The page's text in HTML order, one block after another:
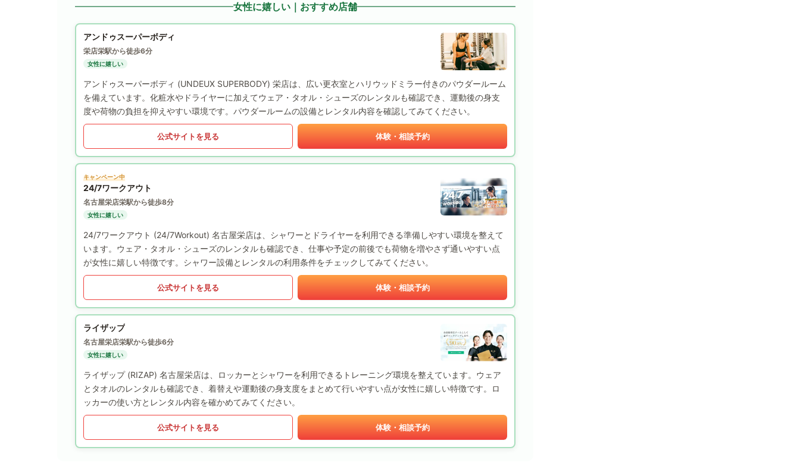
女性に嬉しい｜おすすめ店舗
アンドゥスーパーボディ
栄店栄駅から徒歩6分
女性に嬉しい
アンドゥスーパーボディ (UNDEUX SUPERBODY) 栄店は、広い更衣室とハリウッドミラー付きのパウダールーム
を備えています。化粧水やドライヤーに加えてウェア・タオル・シューズのレンタルも確認でき、運動後の身支
度や荷物の負担を抑えやすい環境です。パウダールームの設備とレンタル内容を確認してみてください。
公式サイトを見る 体験・相談予約
キャンペーン中
24/7ワークアウト
名古屋栄店栄駅から徒歩8分
女性に嬉しい
24/7ワークアウト (24/7Workout) 名古屋栄店は、シャワーとドライヤーを利用できる準備しやすい環境を整えて
います。ウェア・タオル・シューズのレンタルも確認でき、仕事や予定の前後でも荷物を増やさず通いやすい点
が女性に嬉しい特徴です。シャワー設備とレンタルの利用条件をチェックしてみてください。
公式サイトを見る 体験・相談予約
ライザップ
名古屋栄店栄駅から徒歩6分
女性に嬉しい
ライザップ (RIZAP) 名古屋栄店は、ロッカーとシャワーを利用できるトレーニング環境を整えています。ウェア
とタオルのレンタルも確認でき、着替えや運動後の身支度をまとめて行いやすい点が女性に嬉しい特徴です。ロ
ッカーの使い方とレンタル内容を確かめてみてください。
公式サイトを見る 体験・相談予約